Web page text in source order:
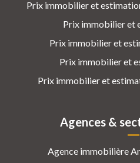
Prix immobilier et
Prix immobilier et
Prix immobilier et
Prix immobilier et
Prix immobilier et
Agences &
Agence immobilière